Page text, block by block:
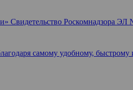
Свидетельство Роскомнадзора
самому удобному, быстрому